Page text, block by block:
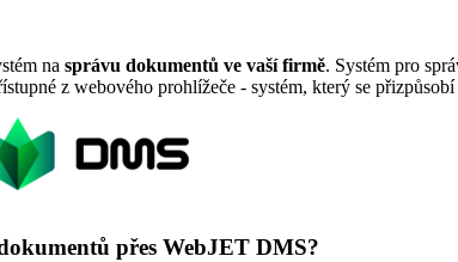
na správu dokumentů ve vaší firmě. Systém pro
z webového prohlížeče - systém, který se
přes WebJET DMS?